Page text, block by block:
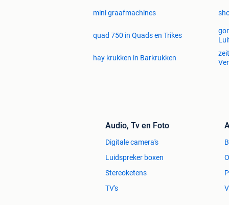
mini graafmachines
quad 750 in Quads en Trikes
hay krukken in Barkrukken
Audio, Tv en Foto
Digitale camera's
Luidspreker boxen
Stereoketens
TV's